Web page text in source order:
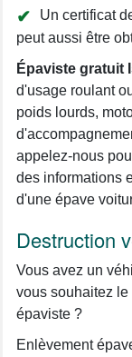
Un certificat
peut aussi être
Épaviste gratuit
d'usage roulant
poids lourds,
appelez-nous
des informations
d'une épave
Destruction
Vous avez un
vous souhaitez le
épaviste ?
Enlèvement